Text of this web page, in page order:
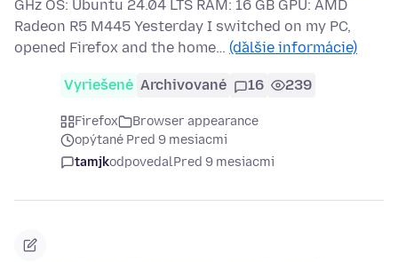
GHz OS: Ubuntu 24.04 LTS RAM: 16 GB GPU: AMD
Radeon R5 M445 Yesterday I switched on my PC,
opened Firefox and the home… (ďalšie informácie)
Vyriešené Archivované 16 239
Firefox
Browser appearance
opýtané Pred 9 mesiacmi
tamjkodpovedalPred 9 mesiacmi